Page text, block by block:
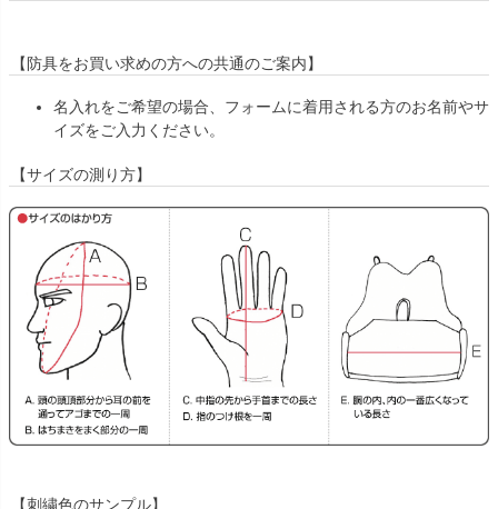
【防具をお買い求めの方への共通のご案内】
名入れをご希望の場合、フォームに着用される方のお名前やサ
イズをご入力ください。
【サイズの測り方】
【刺繍色のサンプル】